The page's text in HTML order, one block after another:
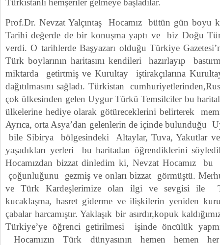
Türkistanlı hemşeriler gelmeye başladılar.
Prof.Dr. Nevzat Yalçıntaş Hocamız bütün gün boyu
Tarihi değerde de bir konuşma yaptı ve biz Doğu
verdi. O tarihlerde Başyazarı olduğu Türkiye
Türk boylarının haritasını kendileri hazırlayıp
miktarda getirtmiş ve Kurultay iştirakçılarına
dağıtılmasını sağladı. Türkistan
çok ülkesinden gelen Uygur Türkü Temsilciler bu
ülkelerine hediye olarak götüreceklerini belirterek
Ayrıca, orta Asya’dan gelenlerin de içinde bulunduğu
bile Sibirya bölgesindeki Altaylar, Tuva, Yakutlar
yaşadıkları yerleri bu haritadan öğrendiklerini
Hocamızdan bizzat dinledim ki, Nevzat Hocamız
çoğunluğunu gezmiş ve onları bizzat görmüştü.
ve Türk Kardeşlerimize olan ilgi ve sevgisi ile
kucaklaşma, hasret giderme ve ilişkilerin yeniden
çabalar harcamıştır. Yaklaşık bir asırdır,kopuk
Türkiye’ye öğrenci getirilmesi işinde öncülük
Hocamızın Türk dünyasının hemen hemen